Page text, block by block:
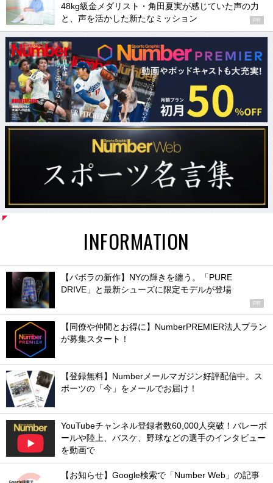
48kg級金メダリスト・角田夏実が感じていた声の力
と、声を活かした新たなミッション
PR
INFORMATION
【バボラの新作】NYの輝きを纏う。「PURE
DRIVE」と最新シューズに限定モデルが登場
PR
【同僚や仲間とお得に】NumberPREMIER法人プラン
が募集スタート！
【登録無料】Numberメールマガジン好評配信中。ス
ポーツの「今」をメールでお届け！
YouTubeチャンネル登録者数60,000人突破！バレーボ
ールや陸上、バスケ、野球などの選手のインタビュー
を動画で
【お知らせ】Google検索で「Number Web」の記事